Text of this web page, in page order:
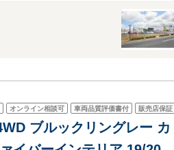
オンライン相談可 車両品質評価書付 販売店保証
ブルックリングレー カ